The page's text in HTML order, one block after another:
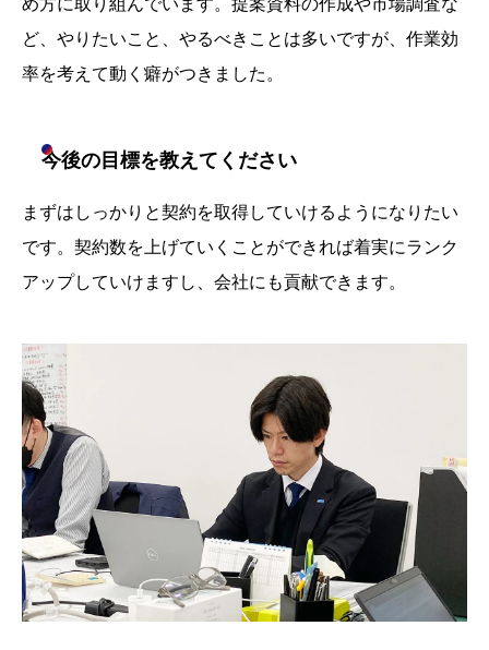
め方に取り組んでいます。提案資料の作成や市場調査な
ど、やりたいこと、やるべきことは多いですが、作業効
率を考えて動く癖がつきました。
今後の目標を教えてください
まずはしっかりと契約を取得していけるようになりたい
です。契約数を上げていくことができれば着実にランク
アップしていけますし、会社にも貢献できます。